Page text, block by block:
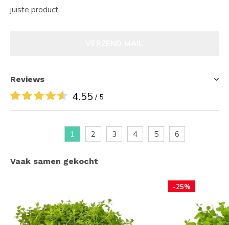
juiste product
Reviews
4.55 / 5
1 2 3 4 5 6
Vaak samen gekocht
-25%